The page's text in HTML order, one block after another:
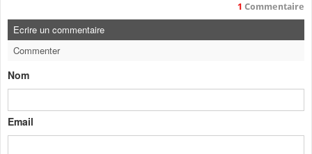
1 Commentaire
Ecrire un commentaire
Commenter
Nom
Email